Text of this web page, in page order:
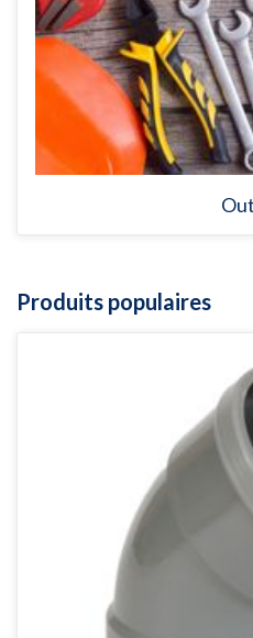
Produits populaires